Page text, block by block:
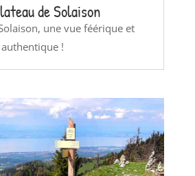
de Solaison
une vue féérique et
!